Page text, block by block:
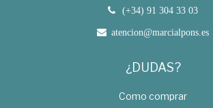
(+34) 91 304 33 03
atencion@marcialpons.es
¿DUDAS?
Como comprar